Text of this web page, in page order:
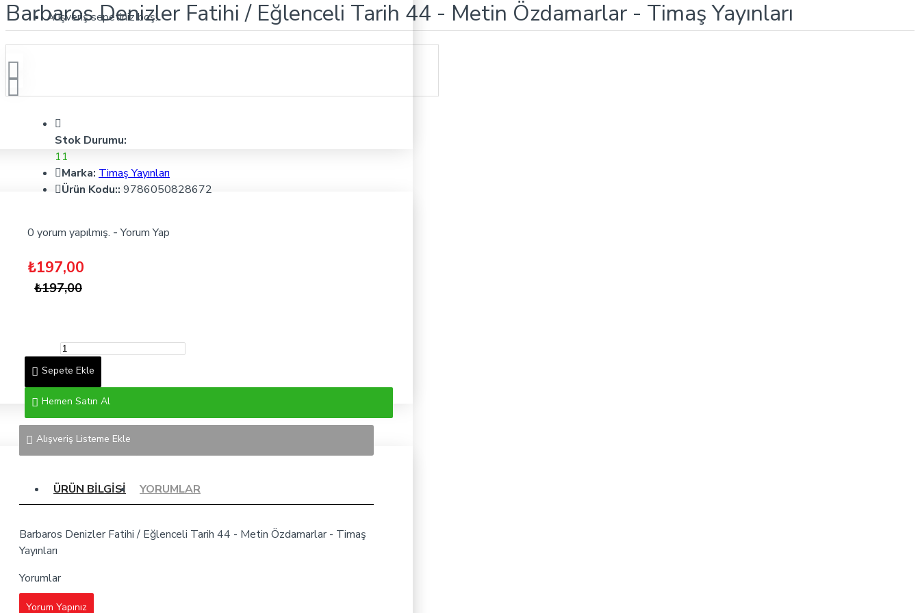
Alışveriş sepetiniz boş!
Barbaros Denizler Fatihi / Eğlenceli Tarih 44 - Metin Özdamarlar - Timaş Yayınları
Stok Durumu:
11
Marka: Timaş Yayınları
Ürün Kodu:: 9786050828672
0 yorum yapılmış. - Yorum Yap
₺197,00
₺197,00
Sepete Ekle
Hemen Satın Al
Alışveriş Listeme Ekle
ÜRÜN BILGISI YORUMLAR
Barbaros Denizler Fatihi / Eğlenceli Tarih 44 - Metin Özdamarlar - Timaş
Yayınları
Yorumlar
Yorum Yapınız